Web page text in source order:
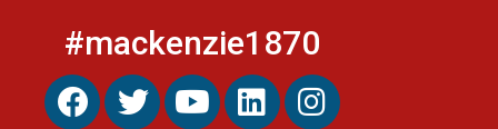
#mackenzie1870